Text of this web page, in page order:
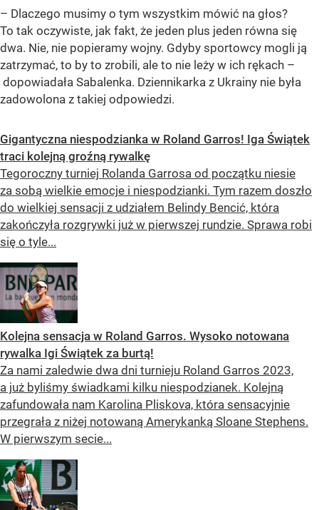
– Dlaczego musimy o tym wszystkim mówić na głos?
To tak oczywiste, jak fakt, że jeden plus jeden równa się
dwa. Nie, nie popieramy wojny. Gdyby sportowcy mogli ją
zatrzymać, to by to zrobili, ale to nie leży w ich rękach –
dopowiadała Sabalenka. Dziennikarka z Ukrainy nie była
zadowolona z takiej odpowiedzi.
Gigantyczna niespodzianka w Roland Garros! Iga Świątek
traci kolejną groźną rywalkę
Tegoroczny turniej Rolanda Garrosa od początku niesie
za sobą wielkie emocje i niespodzianki. Tym razem doszło
do wielkiej sensacji z udziałem Belindy Bencić, która
zakończyła rozgrywki już w pierwszej rundzie. Sprawa robi
się o tyle...
Kolejna sensacja w Roland Garros. Wysoko notowana
rywalka Igi Świątek za burtą!
Za nami zaledwie dwa dni turnieju Roland Garros 2023,
a już byliśmy świadkami kilku niespodzianek. Kolejną
zafundowała nam Karolina Pliskova, która sensacyjnie
przegrała z niżej notowaną Amerykanką Sloane Stephens.
W pierwszym secie...